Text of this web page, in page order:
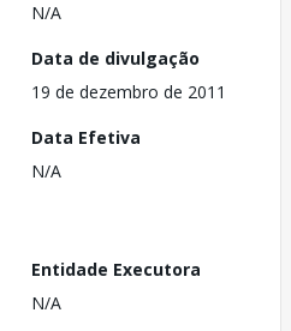
N/A
Data de divulgação
19 de dezembro de 2011
Data Efetiva
N/A
Entidade Executora
N/A